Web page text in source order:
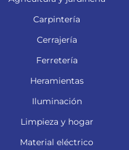
Carpintería
Cerrajería
Ferretería
Heramientas
Iluminación
Limpieza y hogar
Material eléctrico